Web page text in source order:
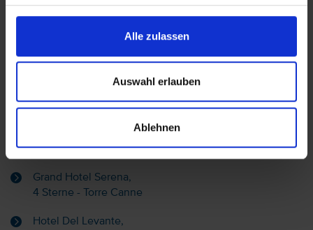
Alle zulassen
Auswahl erlauben
Ablehnen
Lage: Torre Cintola Natural Sea Resort, Apulien
Hotel auf der Karte anzeigen
Alternative Hotels Monopoli & Umgebung:
Grand Hotel Serena,
4 Sterne - Torre Canne
Hotel Del Levante,